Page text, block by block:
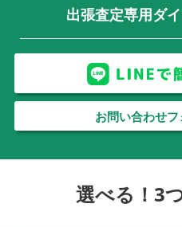
出張査定専用ダ
お問い合わせ
選べる！3